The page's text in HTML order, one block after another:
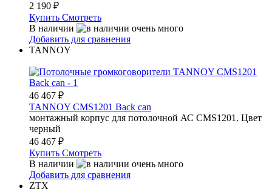
2 190 ₽
Купить Смотреть
В наличии
Добавить для сравнения
TANNOY
46 467 ₽
TANNOY CMS1201 Back can
монтажный корпус для потолочной АС CMS1201. Цвет
черный
46 467 ₽
Купить Смотреть
В наличии
Добавить для сравнения
ZTX